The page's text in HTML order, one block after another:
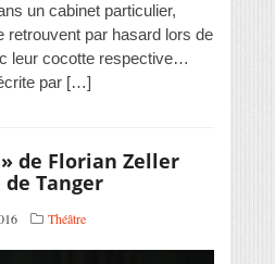
un cabinet particulier,
retrouvent par hasard lors de
leur cocotte respective…
par […]
de Florian Zeller
de Tanger
Théâtre